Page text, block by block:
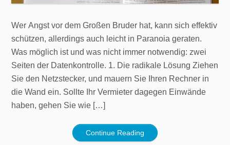
Wer Angst vor dem Großen Bruder hat, kann sich effektiv
schützen, allerdings auch leicht in Paranoia geraten.
Was möglich ist und was nicht immer notwendig: zwei
Seiten der Datenkontrolle. 1. Die radikale Lösung Ziehen
Sie den Netzstecker, und mauern Sie Ihren Rechner in
die Wand ein. Sollte Ihr Vermieter dagegen Einwände
haben, gehen Sie wie […]
Continue Reading